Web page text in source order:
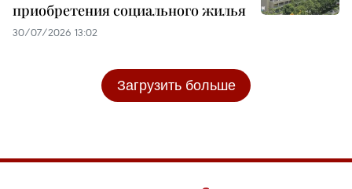
приобретения социального жилья
30/07/2026 13:02
Загрузить больше